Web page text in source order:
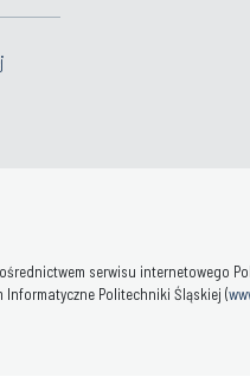
serwisu internetowego
Politechniki Śląskiej (